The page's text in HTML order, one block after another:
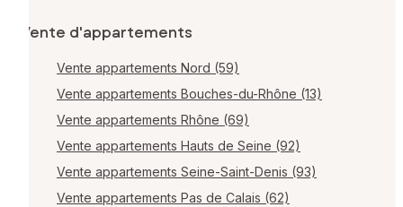
Vente d'appartements
Vente appartements Nord (59)
Vente appartements Bouches-du-Rhône (13)
Vente appartements Rhône (69)
Vente appartements Hauts de Seine (92)
Vente appartements Seine-Saint-Denis (93)
Vente appartements Pas de Calais (62)